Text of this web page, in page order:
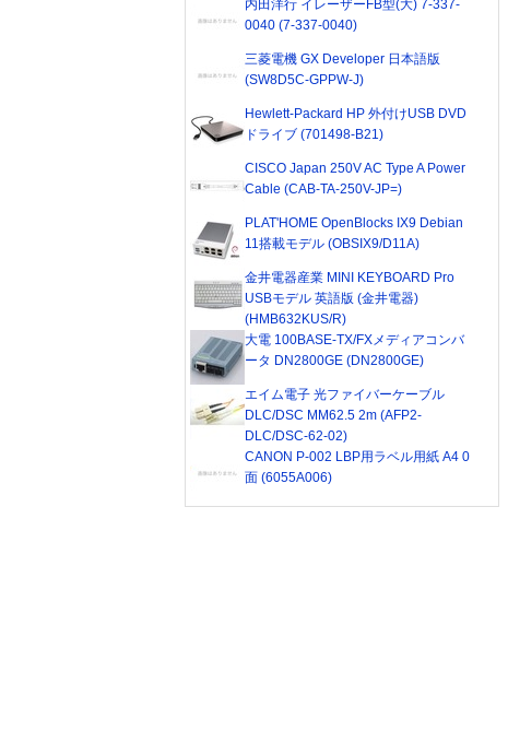
内田洋行 イレーザーFB型(大) 7-337-
0040 (7-337-0040)
三菱電機 GX Developer 日本語版
(SW8D5C-GPPW-J)
Hewlett-Packard HP 外付けUSB DVD
ドライブ (701498-B21)
CISCO Japan 250V AC Type A Power
Cable (CAB-TA-250V-JP=)
PLAT'HOME OpenBlocks IX9 Debian
11搭載モデル (OBSIX9/D11A)
金井電器産業 MINI KEYBOARD Pro
USBモデル 英語版 (金井電器)
(HMB632KUS/R)
大電 100BASE-TX/FXメディアコンバ
ータ DN2800GE (DN2800GE)
エイム電子 光ファイバーケーブル
DLC/DSC MM62.5 2m (AFP2-
DLC/DSC-62-02)
CANON P-002 LBP用ラベル用紙 A4 0
面 (6055A006)